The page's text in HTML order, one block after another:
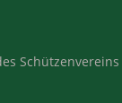
Schützenvereins